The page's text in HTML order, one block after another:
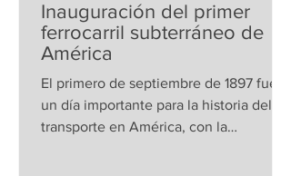
Inauguración del primer
ferrocarril subterráneo de
América
El primero de septiembre de 1897 fue
un día importante para la historia del
transporte en América, con la